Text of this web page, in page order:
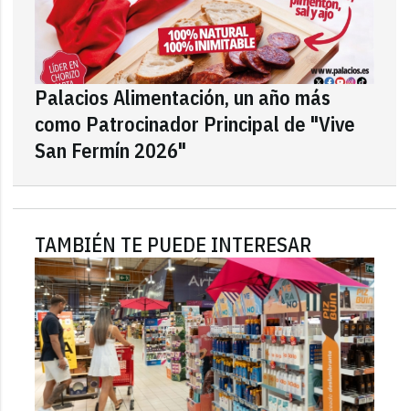
Palacios Alimentación, un año más
como Patrocinador Principal de "Vive
San Fermín 2026"
TAMBIÉN TE PUEDE INTERESAR